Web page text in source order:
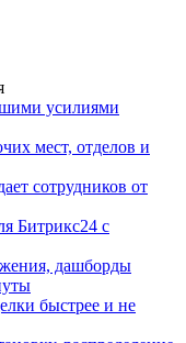
усилиями
мест, отделов и
сотрудников от
Битрикс24 с
дашборды
быстрее и не